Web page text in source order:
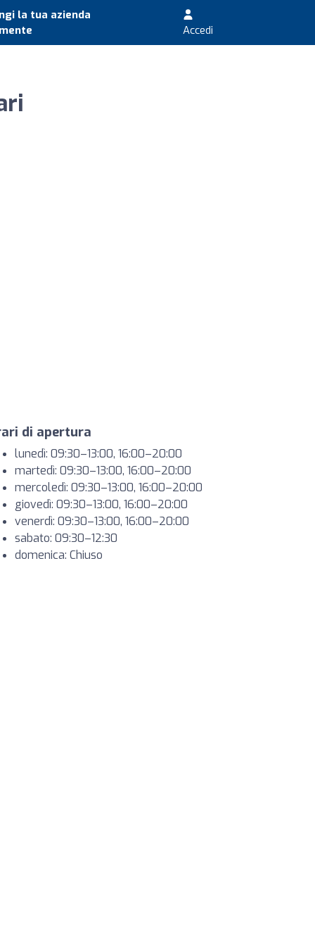
la tua azienda
Accedi
di apertura
lunedì: 09:30–13:00, 16:00–20:00
martedì: 09:30–13:00, 16:00–20:00
mercoledì: 09:30–13:00, 16:00–20:00
giovedì: 09:30–13:00, 16:00–20:00
venerdì: 09:30–13:00, 16:00–20:00
sabato: 09:30–12:30
domenica: Chiuso